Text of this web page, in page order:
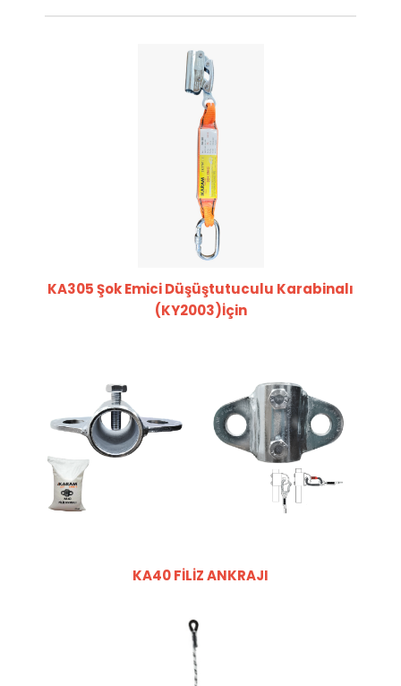
KA305 Şok Emici Düşüştutuculu Karabinalı
(KY2003)İçin
KA40 FİLİZ ANKRAJI